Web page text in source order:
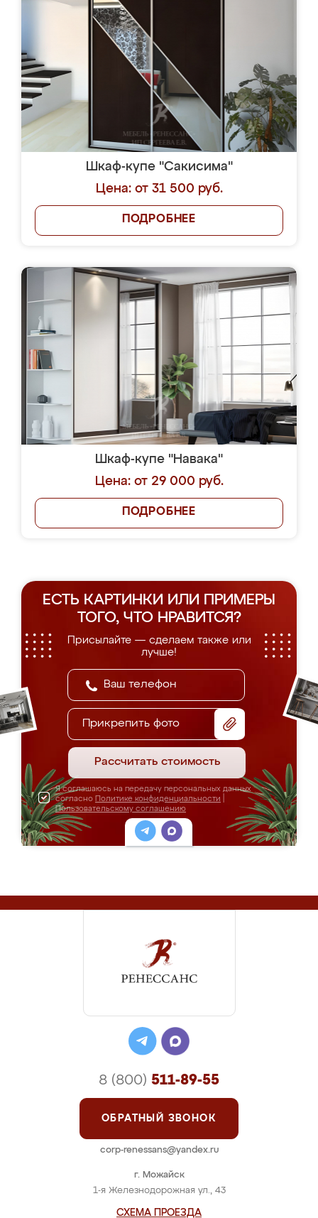
Шкаф-купе "Сакисима"
Цена: от 31 500 руб.
ПОДРОБНЕЕ
Шкаф-купе "Навака"
Цена: от 29 000 руб.
ПОДРОБНЕЕ
ЕСТЬ КАРТИНКИ ИЛИ ПРИМЕРЫ
ТОГО, ЧТО НРАВИТСЯ?
Присылайте — сделаем также или
лучше!
Прикрепить фото
Рассчитать стоимость
Я соглашаюсь на передачу персональных данных
согласно Политике конфиденциальности
Пользовательскому соглашению
г. Можайск
1-я Железнодорожная ул., 43
СХЕМА ПРОЕЗДА
8 (800) 511-89-55
ОБРАТНЫЙ ЗВОНОК
corp-renessans@yandex.ru